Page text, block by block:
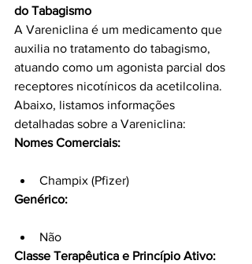
do Tabagismo
A Vareniclina é um medicamento que
auxilia no tratamento do tabagismo,
atuando como um agonista parcial dos
receptores nicotínicos da acetilcolina.
Abaixo, listamos informações
detalhadas sobre a Vareniclina:
Nomes Comerciais:
Champix (Pfizer)
Genérico:
Não
Classe Terapêutica e Princípio Ativo: